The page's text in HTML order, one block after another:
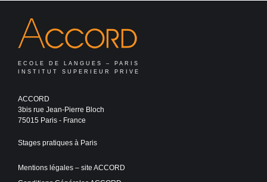
ECOLE DE LANGUES – PARIS
INSTITUT SUPERIEUR PRIVE
ACCORD
3bis rue Jean-Pierre Bloch
75015 Paris - France
Stages pratiques à Paris
Mentions légales – site ACCORD